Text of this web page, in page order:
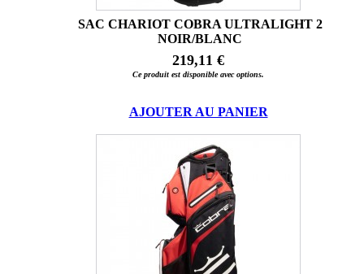
SAC CHARIOT COBRA ULTRALIGHT 2
NOIR/BLANC
219,11 €
Ce produit est disponible avec options.
AJOUTER AU PANIER